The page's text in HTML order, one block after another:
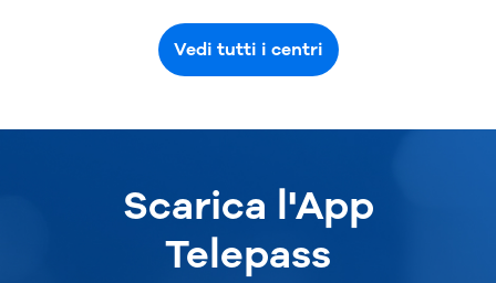
Vedi tutti i centri
Scarica l'App
Telepass